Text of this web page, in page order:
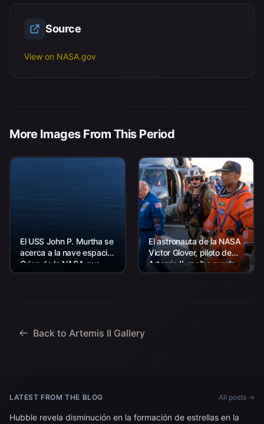
Source
View on NASA.gov
More Images From This Period
El USS John P. Murtha se
acerca a la nave espacial
Orion de la NASA que
transporta al comandante
El astronauta de la NASA
Victor Glover, piloto de
Artemis II, recibe ayuda
para salir de la cubierta
Back to Artemis II Gallery
LATEST FROM THE BLOG All posts →
Hubble revela disminución en la formación de estrellas en la